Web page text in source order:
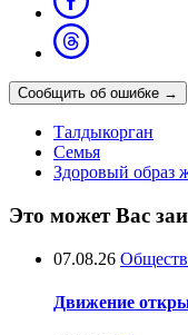
Сообщить об ошибке →
Талдыкорган
Семья
Здоровый образ
Это может Вас
07.08.26
Движение